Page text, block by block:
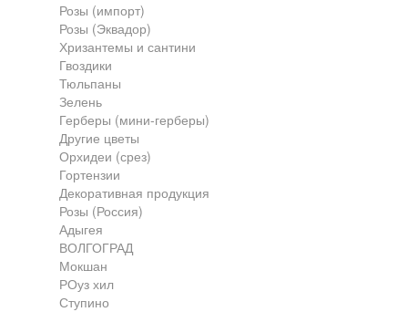
Контакты
Франшиза
Розы (импорт)
Розы (Эквадор)
Хризантемы и сантини
Гвоздики
Тюльпаны
Зелень
Герберы (мини-герберы)
Другие цветы
Орхидеи (срез)
Гортензии
Декоративная продукция
Розы (Россия)
Адыгея
ВОЛГОГРАД
Мокшан
РОуз хил
Ступино